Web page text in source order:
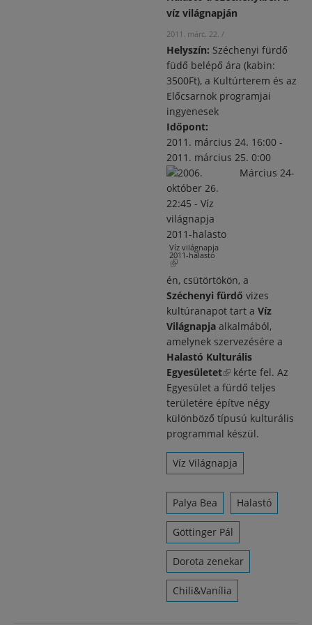
víz világnapján
2011. márc. 22. /
Helyszín: Széchenyi fürdő
füdő belépő ára (kabin:
3500Ft), a Kultúrterem és az
Előcsarnok programjai
ingyenesek
Időpont:
2011. március 24. 16:00 -
2011. március 25. 0:00
Víz világnapja
2011-halasto
(külső hivatkozás)
Március 24-
én, csütörtökön, a
Széchenyi fürdő vizes
kultúranapot tart a Víz
Világnapja alkalmából,
amelynek szervezésére a
Halastó Kulturális
Egyesületet(külső
hivatkozás)
kérte fel. Az
Egyesület a fürdő teljes
területére építve négy
különböző típusú kulturális
programmal készül.
Víz Világnapja
Palya Bea Halastó
Göttinger Pál
Dorota zenekar
Chili&Vanília